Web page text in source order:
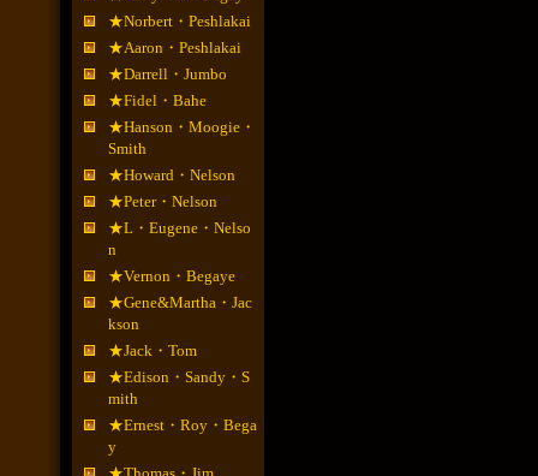
★Norbert・Peshlakai
★Aaron・Peshlakai
★Darrell・Jumbo
★Fidel・Bahe
★Hanson・Moogie・
Smith
★Howard・Nelson
★Peter・Nelson
★L・Eugene・Nelso
n
★Vernon・Begaye
★Gene&Martha・Jac
kson
★Jack・Tom
★Edison・Sandy・S
mith
★Ernest・Roy・Bega
y